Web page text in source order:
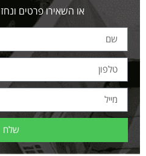
או השאירו פרטים
שלח